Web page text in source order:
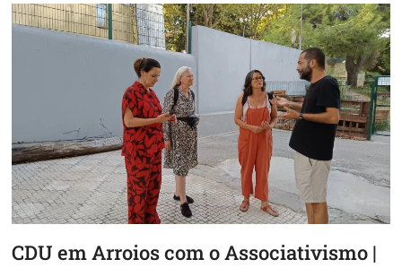
CDU em Arroios com o Associativismo |